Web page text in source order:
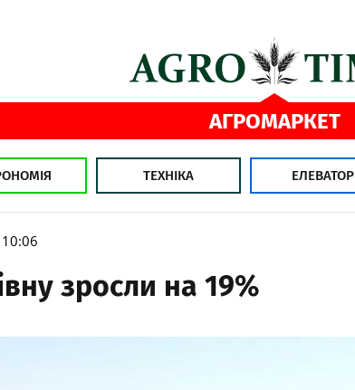
АГРОМАРКЕТ
ТЕХНІКА ЕЛЕВАТОР
зросли на 19%